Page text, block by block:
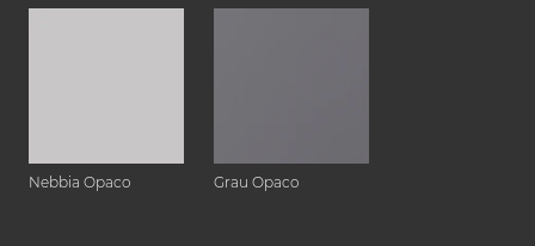
Nebbia Opaco Grau Opaco